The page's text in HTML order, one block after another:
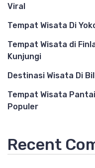
Viral
Tempat Wisata Di
Tempat Wisata di
Kunjungi
Destinasi Wisata Di
Tempat Wisata
Populer
Recent